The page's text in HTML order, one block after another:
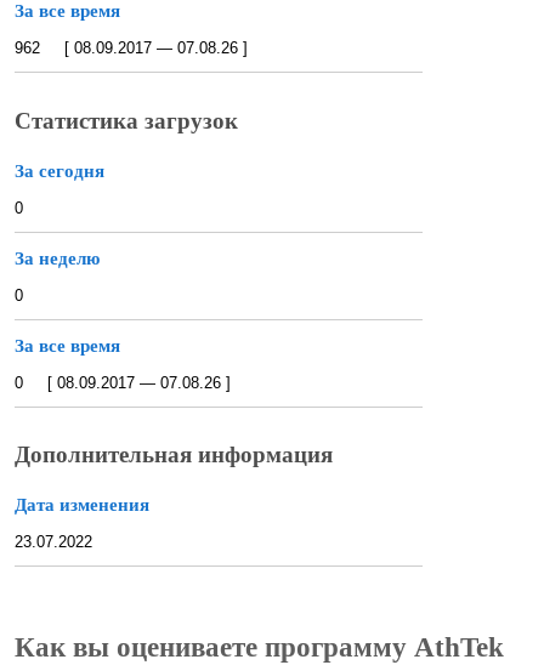
За все время
962 [ 08.09.2017 — 07.08.26 ]
Статистика загрузок
За сегодня
0
За неделю
0
За все время
0 [ 08.09.2017 — 07.08.26 ]
Дополнительная информация
Дата изменения
23.07.2022
Как вы оцениваете программу AthTek